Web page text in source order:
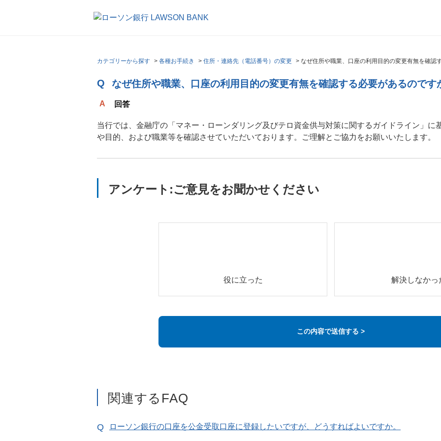
カテゴリーから探す > 各種お手続き > 住所・連絡先（電話番号）の変更 > なぜ住所や職業、口座の利用目的の変更有無を確認
なぜ住所や職業、口座の利用目的の変更有無を確認する必要があるのです
回答
当行では、金融庁の「マネー・ローンダリング及びテロ資金供与対策に関するガイドライン」に
や目的、および職業等を確認させていただいております。ご理解とご協力をお願いいたします。
アンケート:ご意見をお聞かせください
役に立った 解決しなかっ
関連するFAQ
ローソン銀行の口座を公金受取口座に登録したいですが、どうすればよいですか。